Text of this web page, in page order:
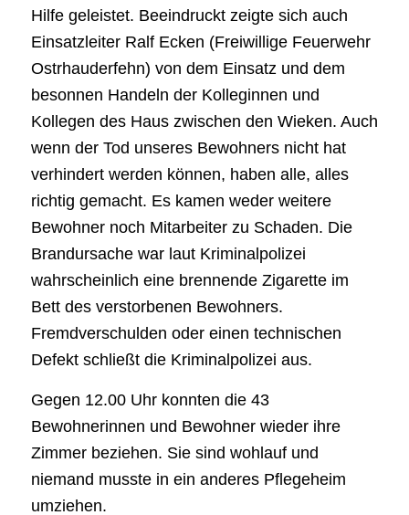
Hilfe geleistet. Beeindruckt zeigte sich auch
Einsatzleiter Ralf Ecken (Freiwillige Feuerwehr
Ostrhauderfehn) von dem Einsatz und dem
besonnen Handeln der Kolleginnen und
Kollegen des Haus zwischen den Wieken. Auch
wenn der Tod unseres Bewohners nicht hat
verhindert werden können, haben alle, alles
richtig gemacht. Es kamen weder weitere
Bewohner noch Mitarbeiter zu Schaden. Die
Brandursache war laut Kriminalpolizei
wahrscheinlich eine brennende Zigarette im
Bett des verstorbenen Bewohners.
Fremdverschulden oder einen technischen
Defekt schließt die Kriminalpolizei aus.
Gegen 12.00 Uhr konnten die 43
Bewohnerinnen und Bewohner wieder ihre
Zimmer beziehen. Sie sind wohlauf und
niemand musste in ein anderes Pflegeheim
umziehen.